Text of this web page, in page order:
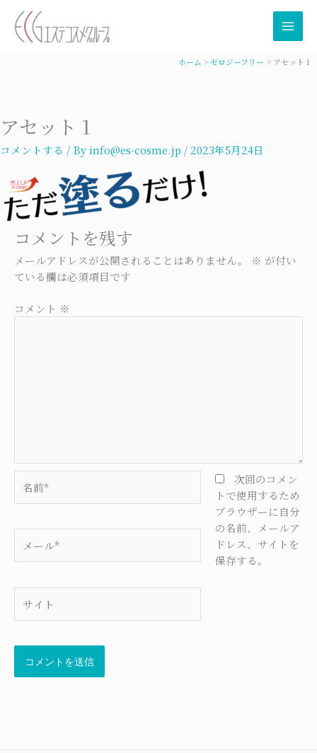
ホーム ゼロジーフリー アセット 1
アセット 1
コメントする / Byinfo@es-cosme.jp / 2023年5月24日
コメントを残す
メールアドレスが公開されることはありません。 ※ が付い
ている欄は必須項目です
コメント ※
前
ー
*
次回のコメン
トで使用するため
ブラウザーに自分
の名前、メールア
ドレス、サイトを
保存する。